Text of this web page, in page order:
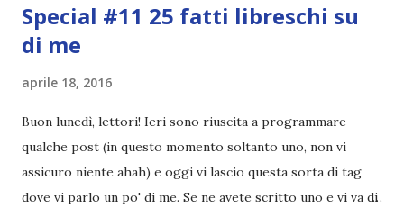
obiettivi! OBIETTIVI Iniziamo con un obiettivo facile facile:
un libro ambientato in Australia . Mare, mare, mare !
l'elemento fondamentale. Un libro sulle sirene, un libro con
protagonisti dei surfisti.. un libro importante nella storia
della letteratura australiana, neozelandese, ecc . l'Oceania
è ricca di natura! Leggete un libro con una cover molto, ...
Special #11 25 fatti libreschi su
di me
aprile 18, 2016
Buon lunedì, lettori! Ieri sono riuscita a programmare
qualche post (in questo momento soltanto uno, non vi
assicuro niente ahah) e oggi vi lascio questa sorta di tag
dove vi parlo un po' di me. Se ne avete scritto uno e vi va di